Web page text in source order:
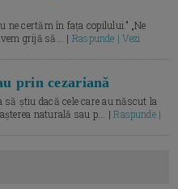
ne certăm în fața copilului.” „Ne
grijă să... | Raspunde | Vezi
prin cezariană
știu dacă cele care au născut la
naturală sau p... |Raspunde |